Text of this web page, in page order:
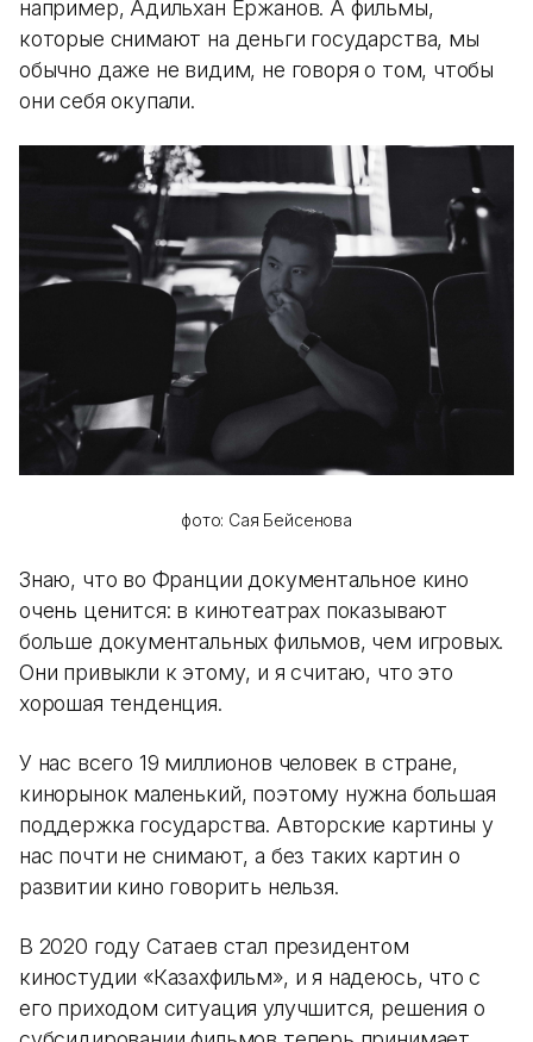
например, Адильхан Ержанов. А фильмы,
которые снимают на деньги государства, мы
обычно даже не видим, не говоря о том, чтобы
они себя окупали.
фото: Сая Бейсенова
Знаю, что во Франции документальное кино
очень ценится: в кинотеатрах показывают
больше документальных фильмов, чем игровых.
Они привыкли к этому, и я считаю, что это
хорошая тенденция.
У нас всего 19 миллионов человек в стране,
кинорынок маленький, поэтому нужна большая
поддержка государства. Авторские картины у
нас почти не снимают, а без таких картин о
развитии кино говорить нельзя.
В 2020 году Сатаев стал президентом
киностудии «Казахфильм», и я надеюсь, что с
его приходом ситуация улучшится, решения о